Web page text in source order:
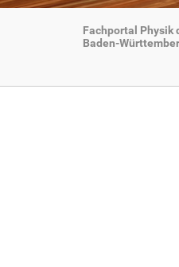
Fachportal Physik
Baden-